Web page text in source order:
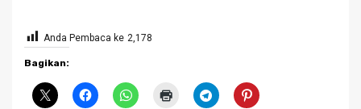
Anda Pembaca ke 2,178
Bagikan: